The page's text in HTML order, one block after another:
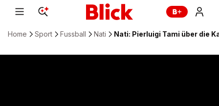
Home Sport Fussball Nati Nati: Pierluigi Tami über die